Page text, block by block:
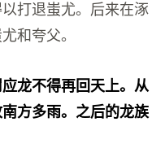
打退蚩尤。后来在涿
和夸父。
龙不得再回天上。从
方多雨。之后的龙族